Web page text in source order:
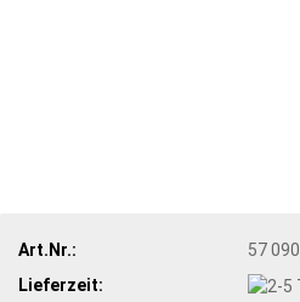
Art.Nr.:
57 090
Lieferzeit: